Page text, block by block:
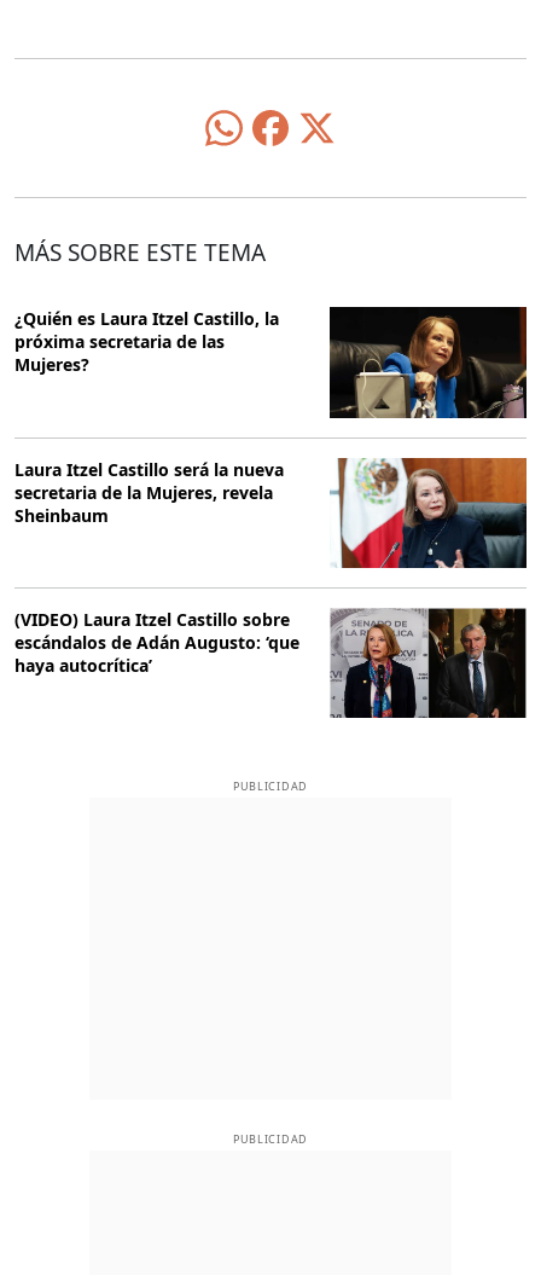
MÁS SOBRE ESTE TEMA
¿Quién es Laura Itzel Castillo, la
próxima secretaria de las
Mujeres?
Laura Itzel Castillo será la nueva
secretaria de la Mujeres, revela
Sheinbaum
(VIDEO) Laura Itzel Castillo sobre
escándalos de Adán Augusto: ‘que
haya autocrítica’
PUBLICIDAD
PUBLICIDAD